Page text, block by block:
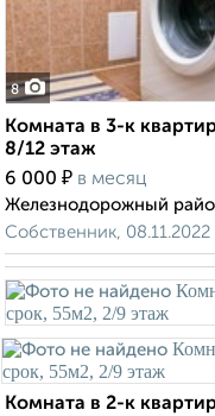
8
Комната в 3-к
8/12 этаж
6 000 ₽ в месяц
Железнодорожный
Собственник, 08.11.2022
Комната в 2-к